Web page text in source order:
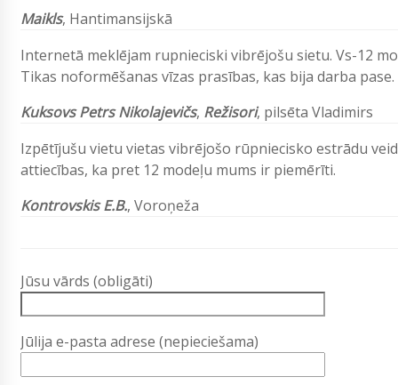
Maikls, Hantimansijskā
Internetā meklējam rupnieciski vibrējošu sietu. Vs-12
Tikas noformēšanas vīzas prasības, kas bija darba pase.
Kuksovs Petrs Nikolajevičs, Režisori, pilsēta Vladimirs
Izpētījušu vietu vietas vibrējošo rūpniecisko estrādu
attiecības, ka pret 12 modeļu mums ir piemērīti.
Kontrovskis E.B., Voroņeža
Jūsu vārds (obligāti)
Jūlija e-pasta adrese (nepieciešama)